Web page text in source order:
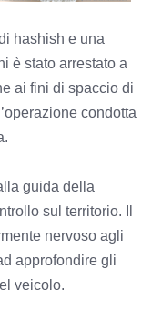
hashish e una
è stato arrestato a
ai fini di spaccio di
condotta
guida della
sul territorio. Il
nervoso agli
approfondire gli
veicolo.